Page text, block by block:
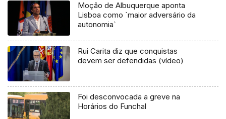
Moção de Albuquerque aponta
Lisboa como `maior adversário da
autonomia`
Rui Carita diz que conquistas
devem ser defendidas (vídeo)
Foi desconvocada a greve na
Horários do Funchal